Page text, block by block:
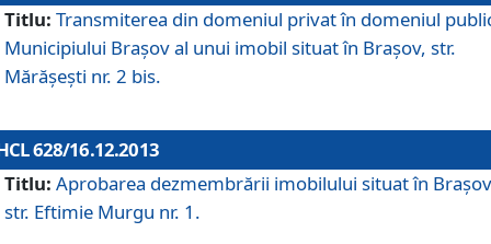
Titlu: Transmiterea din domeniul privat în domeniul
Municipiului Braşov al unui imobil situat în Braşov, str.
Mărăşeşti nr. 2 bis.
628/16.12.2013
Titlu: Aprobarea dezmembrării imobilului situat în
str. Eftimie Murgu nr. 1.